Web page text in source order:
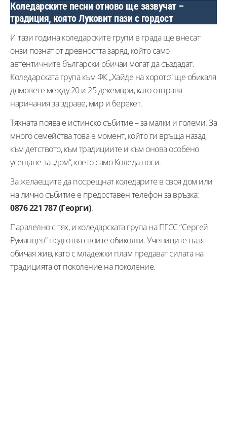
Коледарските песни отново ще зазвучат –
традиция, която Луковит пази с гордост
И тази година коледарските групи в града ще внесат
онзи познат от древността заряд, който само
автентичните български обичаи могат да създадат.
Коледарската група към ФК „Хайде на хорото“ ще обикаля
домовете между 20 и 25 декември, като отправя
наричания за здраве, мир и берекет.
Тяхната поява е истинско събитие – за малки и големи. За
много семейства това е момент, който ги връща назад
към детството, към традициите и към онова особено
усещане за „дом“, което само Коледа носи.
За желаещите да посрещнат коледарите в своя дом или
на лично събитие е предоставен телефон за връзка:
0876 221 787 (Георги).
Паралелно с тях, и коледарската група на ПГСС “Сергей
Румянцев” подготвя своите обиколки. Учениците пазят
обичая жив, като с младежки плам предават силата на
традицията от поколение на поколение.